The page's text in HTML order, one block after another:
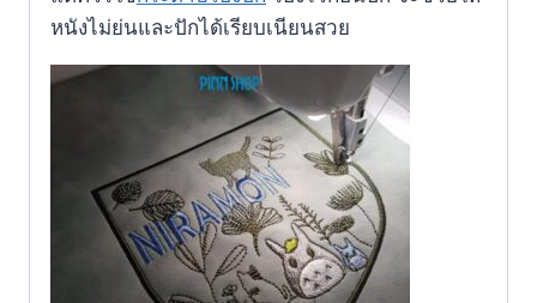
หนังไม่ย่นและปักได้เรียบเนียนสวย